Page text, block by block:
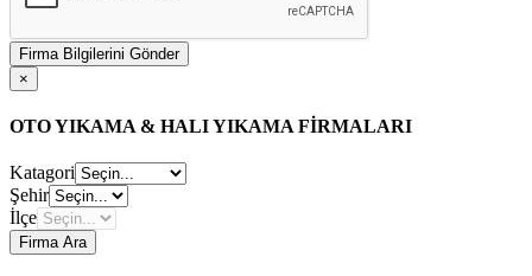
Firma Bilgilerini Gönder
×
OTO YIKAMA & HALI YIKAMA FİRMALARI
Katagori
Şehir
İlçe
Firma Ara